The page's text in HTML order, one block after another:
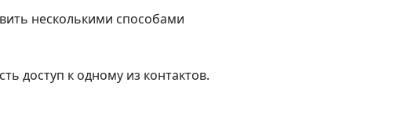
несколькими способами
доступ к одному из контактов.